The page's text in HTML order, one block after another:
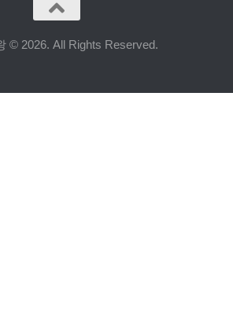
© 2026. All Rights Reserved.